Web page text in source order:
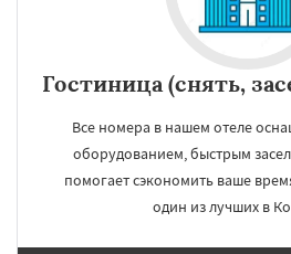
Луховицы
Озеры Орехово-Зуево
Протвино Пушкино Пущино
Реутов Рошаль Рузф Сергиев
Солнечногорск
Ступино Талдом Фрязино Химки
Черноголовка
Гостиница (снять,
Все номера в нашем отеле
оборудованием, быстрым
помогает сэкономить ваше
один из лучших в